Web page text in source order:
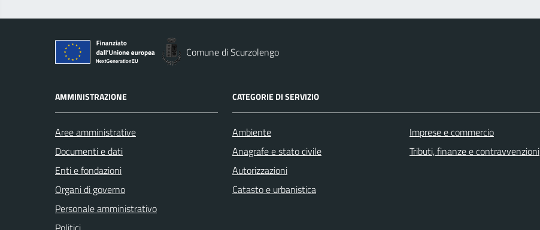
Comune di Scurzolengo
AMMINISTRAZIONE
Aree amministrative
Documenti e dati
Enti e fondazioni
Organi di governo
Personale amministrativo
CATEGORIE DI SERVIZIO
Ambiente
Anagrafe e stato civile
Autorizzazioni
Catasto e urbanistica
Imprese e commercio
Tributi, finanze e contravvenzioni